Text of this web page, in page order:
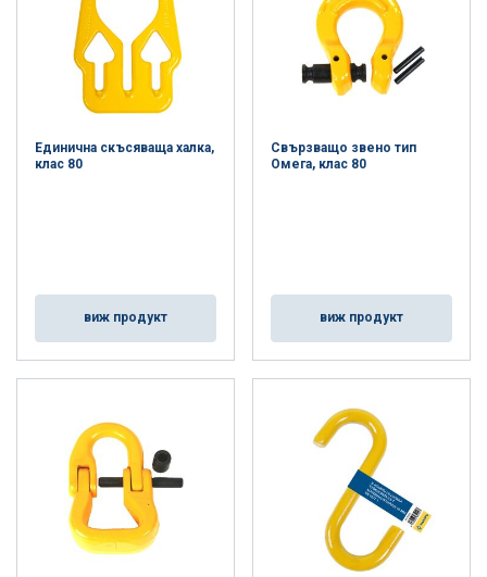
Единична скъсяваща халка,
клас 80
виж продукт
Свързващо звено тип
Омега, клас 80
виж продукт